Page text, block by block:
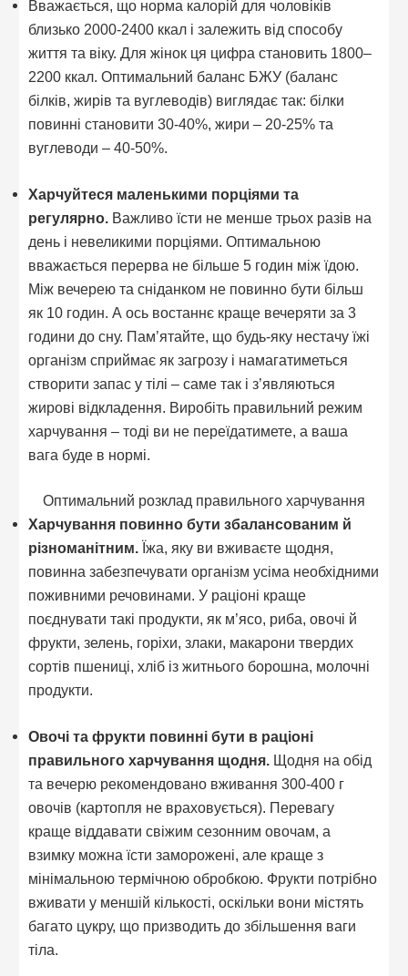
Вважається, що норма калорій для чоловіків
близько 2000-2400 ккал і залежить від способу
життя та віку. Для жінок ця цифра становить 1800–
2200 ккал. Оптимальний баланс БЖУ (баланс
білків, жирів та вуглеводів) виглядає так: білки
повинні становити 30-40%, жири – 20-25% та
вуглеводи – 40-50%.
Харчуйтеся маленькими порціями та
регулярно. Важливо їсти не менше трьох разів на
день і невеликими порціями. Оптимальною
вважається перерва не більше 5 годин між їдою.
Між вечерею та сніданком не повинно бути більш
як 10 годин. А ось востаннє краще вечеряти за 3
години до сну. Пам’ятайте, що будь-яку нестачу їжі
організм сприймає як загрозу і намагатиметься
створити запас у тілі – саме так і з’являються
жирові відкладення. Виробіть правильний режим
харчування – тоді ви не переїдатимете, а ваша
вага буде в нормі.
Оптимальний розклад правильного харчування
Харчування повинно бути збалансованим й
різноманітним. Їжа, яку ви вживаєте щодня,
повинна забезпечувати організм усіма необхідними
поживними речовинами. У раціоні краще
поєднувати такі продукти, як м’ясо, риба, овочі й
фрукти, зелень, горіхи, злаки, макарони твердих
сортів пшениці, хліб із житнього борошна, молочні
продукти.
Овочі та фрукти повинні бути в раціоні
правильного харчування щодня. Щодня на обід
та вечерю рекомендовано вживання 300-400 г
овочів (картопля не враховується). Перевагу
краще віддавати свіжим сезонним овочам, а
взимку можна їсти заморожені, але краще з
мінімальною термічною обробкою. Фрукти потрібно
вживати у меншій кількості, оскільки вони містять
багато цукру, що призводить до збільшення ваги
тіла.